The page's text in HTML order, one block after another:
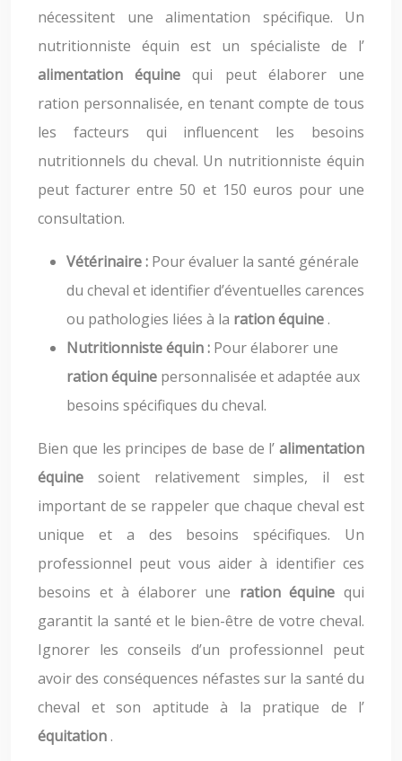
nécessitent une alimentation spécifique. Un
nutritionniste équin est un spécialiste de l’
alimentation équinequi peut élaborer une
ration personnalisée, en tenant compte de tous
les facteurs qui influencent les besoins
nutritionnels du cheval. Un nutritionniste équin
peut facturer entre 50 et 150 euros pour une
consultation.
Vétérinaire : Pour évaluer la santé générale
du cheval et identifier d’éventuelles carences
ou pathologies liées à la ration équine.
Nutritionniste équin : Pour élaborer une
ration équine personnalisée et adaptée aux
besoins spécifiques du cheval.
Bien que les principes de base de l’ alimentation
équine soient relativement simples, il est
important de se rappeler que chaque cheval est
unique et a des besoins spécifiques. Un
professionnel peut vous aider à identifier ces
besoins et à élaborer une ration équinequi
garantit la santé et le bien-être de votre cheval.
Ignorer les conseils d’un professionnel peut
avoir des conséquences néfastes sur la santé du
cheval et son aptitude à la pratique de l’
équitation.